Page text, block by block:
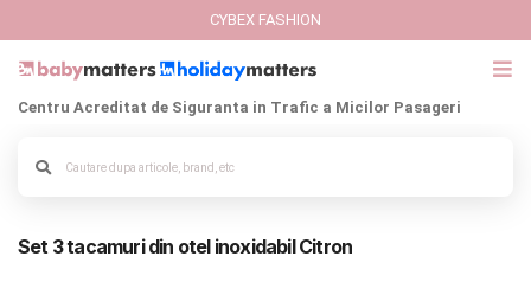
Italbaby Collections
CYBEX FASHION
Centru Acreditat de Siguranta in Trafic a Micilor Pasageri
Set 3 tacamuri din otel inoxidabil Citron